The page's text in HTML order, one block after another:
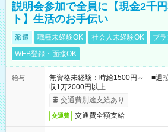
説明会参加で全員に【現金2千
ト】生活のお手伝い
派遣 職種未経験OK 社会人未経験OK
ブ
WEB登録・面接OK
給与
無資格未経験：時給1500円～ ■
収1万2000円以上
交通費別途支給あり
交通費 交通費全額支給